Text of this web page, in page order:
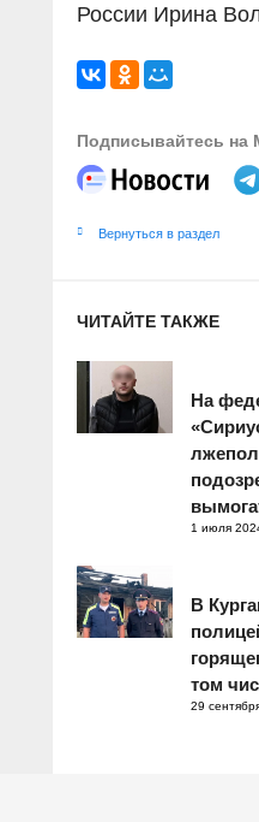
России Ирина
Подписывайтесь
Вернуться в раздел
ЧИТАЙТЕ ТАКЖЕ
На
1 июля
В
том
29